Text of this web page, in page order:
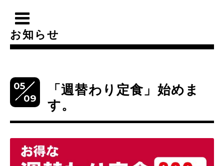
お知らせ
05
09
「週替わり定食」始めま
す。